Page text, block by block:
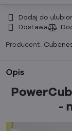
Dodaj do
Dostawa
Producent:
Opis
-